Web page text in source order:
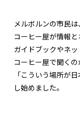
メルボルンの市民は
コーヒー屋が情報と
ガイドブックやネッ
コーヒー屋で聞くの
「こういう場所が
し始めました。